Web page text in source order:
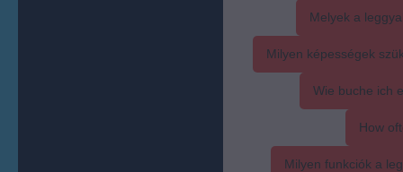
Melyek a
Milyen képességek
Wie buche ich
How
Milyen funkciók a